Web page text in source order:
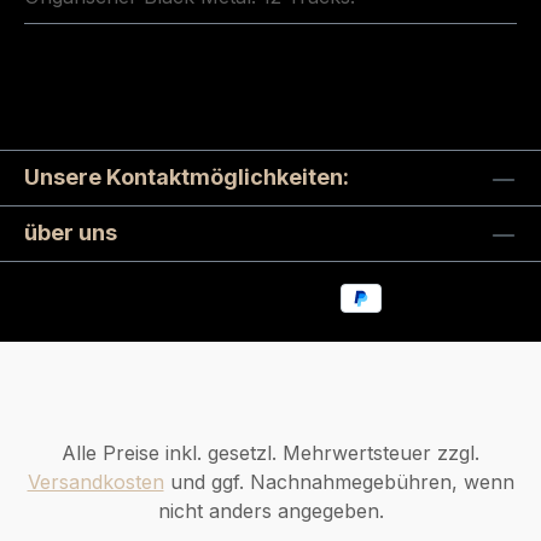
Unsere Kontaktmöglichkeiten:
über uns
Alle Preise inkl. gesetzl. Mehrwertsteuer zzgl.
Versandkosten und ggf. Nachnahmegebühren, wenn
nicht anders angegeben.